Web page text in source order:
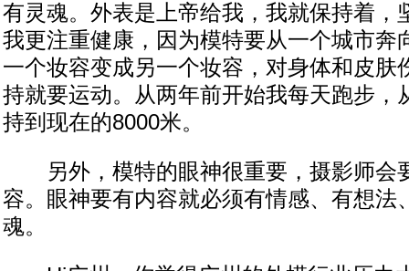
有灵魂。外表是上帝给我，我就保持着，
我更注重健康，因为模特要从一个城市奔
一个妆容变成另一个妆容，对身体和皮肤
持就要运动。从两年前开始我每天跑步，
持到现在的8000米。
另外，模特的眼神很重要，摄影师会
容。眼神要有内容就必须有情感、有想法
魂。